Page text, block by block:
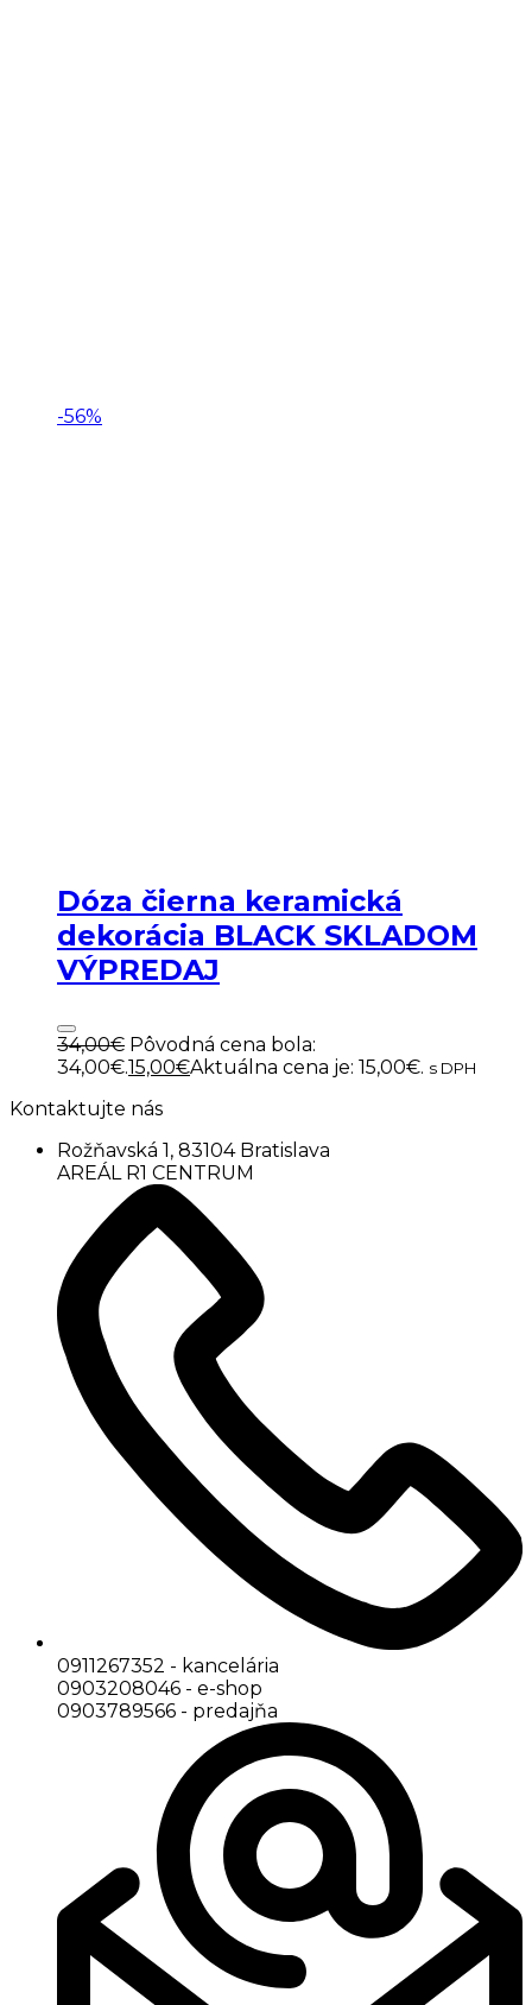
-56%
Dóza čierna keramická
dekorácia BLACK SKLADOM
VÝPREDAJ
34,00€ Pôvodná cena bola:
34,00€.15,00€Aktuálna cena je: 15,00€. s DPH
Kontaktujte nás
Rožňavská 1, 83104 Bratislava
AREÁL R1 CENTRUM
0911267352 - kancelária
0903208046 - e-shop
0903789566 - predajňa